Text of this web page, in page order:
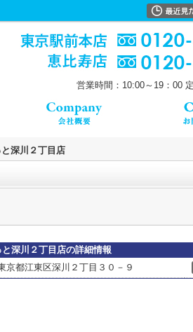
営業時間：10:00～19：00
深川２丁目店
と深川２丁目店の詳細情報
京都江東区深川２丁目３０－９